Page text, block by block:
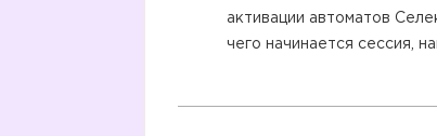
активации автоматов
чего начинается сессия,